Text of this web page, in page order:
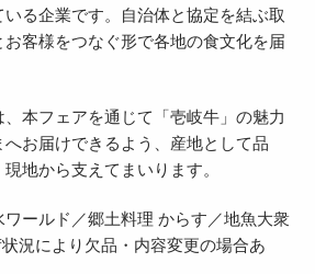
る企業です。自治体と協定を結ぶ取
お客様をつなぐ形で各地の食文化を届
本フェアを通じて「壱岐牛」の魅力
お届けできるよう、産地として品
地から支えてまいります。
ワールド／郷土料理 からす／地魚大衆
況により欠品・内容変更の場合あ